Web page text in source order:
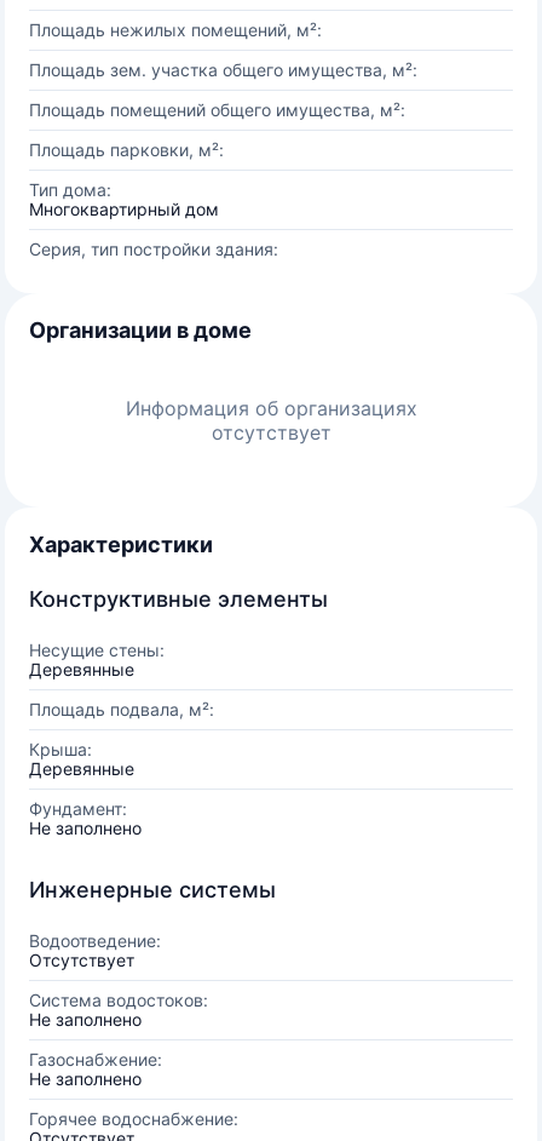
Площадь нежилых помещений, м²:
Площадь зем. участка общего имущества, м²:
Площадь помещений общего имущества, м²:
Площадь парковки, м²:
Тип дома:
Многоквартирный дом
Серия, тип постройки здания:
Организации в доме
Информация об организациях
отсутствует
Характеристики
Конструктивные элементы
Несущие стены:
Деревянные
Площадь подвала, м²:
Крыша:
Деревянные
Фундамент:
Не заполнено
Инженерные системы
Водоотведение:
Отсутствует
Система водостоков:
Не заполнено
Газоснабжение:
Не заполнено
Горячее водоснабжение: